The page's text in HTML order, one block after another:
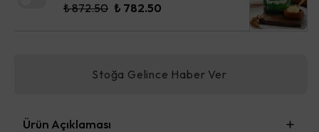
₺ 872.50 ₺ 782.50
Stoğa Gelince Haber Ver
Ürün Açıklaması